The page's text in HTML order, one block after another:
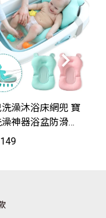
洗澡沐浴床網兜 寶
神器浴盆防滑墊
CU98205】JoyB
149